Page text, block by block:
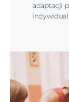
adaptacji